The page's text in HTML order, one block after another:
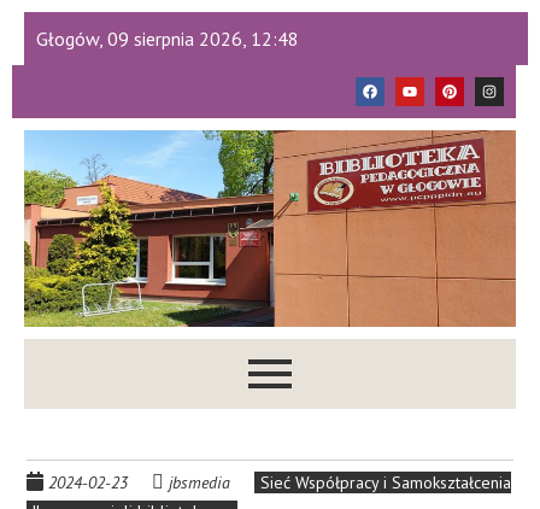
Głogów, 09 sierpnia 2026, 12:48
2024-02-23 jbsmedia
Sieć Współpracy i Samokształcenia